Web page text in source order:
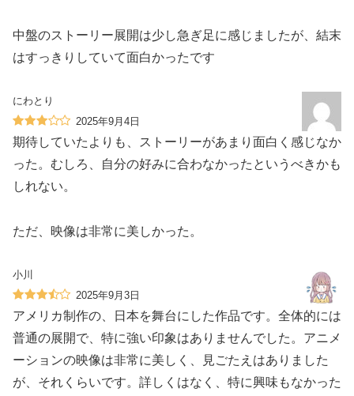
中盤のストーリー展開は少し急ぎ足に感じましたが、結末
はすっきりしていて面白かったです
にわとり
2025年9月4日
期待していたよりも、ストーリーがあまり面白く感じなか
った。むしろ、自分の好みに合わなかったというべきかも
しれない。
ただ、映像は非常に美しかった。
小川
2025年9月3日
アメリカ制作の、日本を舞台にした作品です。全体的には
普通の展開で、特に強い印象はありませんでした。アニメ
ーションの映像は非常に美しく、見ごたえはありました
が、それくらいです。詳しくはなく、特に興味もなかった